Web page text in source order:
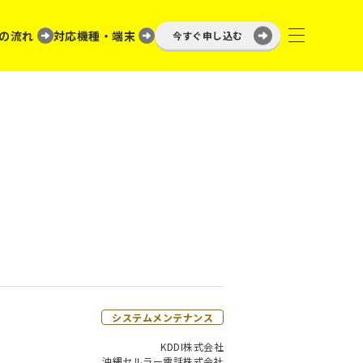
流れ 対応機種・端末 今すぐ申し込む
システムメンテナンス
KDDI株式会社